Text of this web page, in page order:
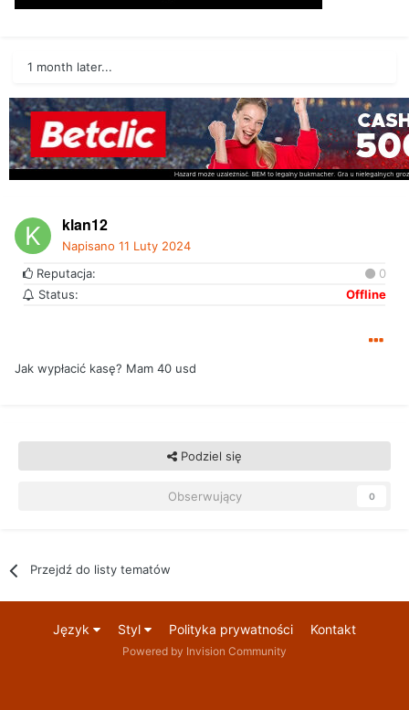
1 month later...
klan12
Napisano 11 Luty 2024
Reputacja:
0
Status:
Offline
Jak wypłacić kasę? Mam 40 usd
Podziel się
Obserwujący 0
Przejdź do listy tematów
Język Styl Polityka prywatności Kontakt
Powered by Invision Community